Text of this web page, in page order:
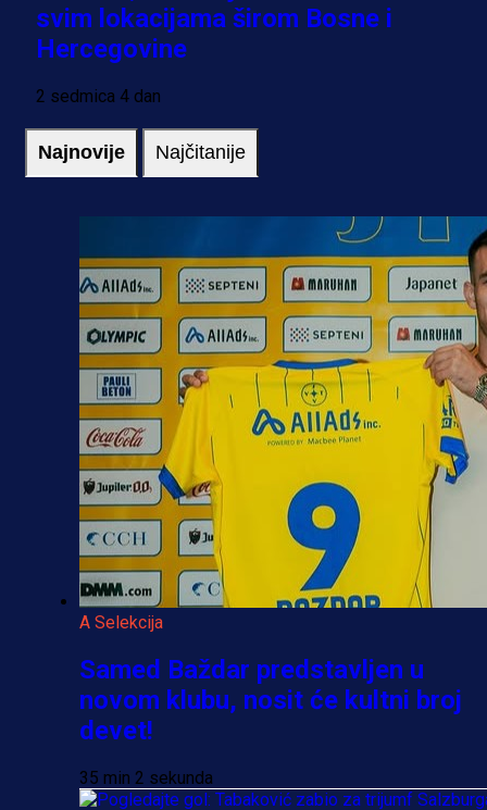
svim lokacijama širom Bosne i
Hercegovine
2 sedmica 4 dan
Najnovije Najčitanije
A Selekcija
Samed Baždar predstavljen u
novom klubu, nosit će kultni broj
devet!
35 min 2 sekunda